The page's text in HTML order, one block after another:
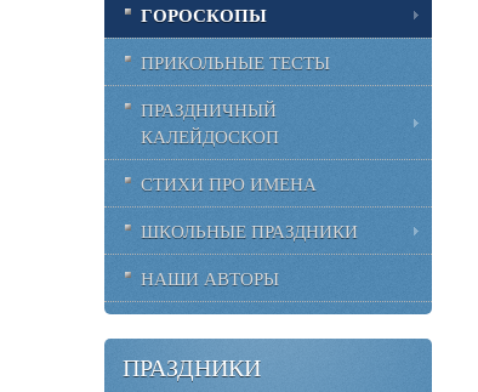
ГОРОСКОПЫ
ПРИКОЛЬНЫЕ ТЕСТЫ
ПРАЗДНИЧНЫЙ
КАЛЕЙДОСКОП
СТИХИ ПРО ИМЕНА
ШКОЛЬНЫЕ ПРАЗДНИКИ
НАШИ АВТОРЫ
ПРАЗДНИКИ